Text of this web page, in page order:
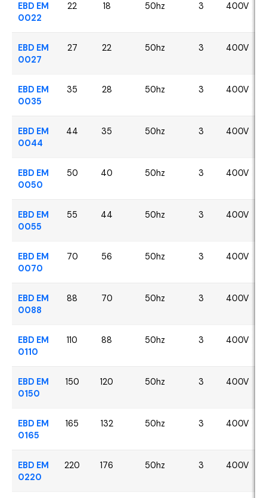
VOLVO
YANGDONG
EBD EM
0022
22 18 50hz 3 400V
EBD EM
0027
27 22 50hz 3 400V
EBD EM
0035
35 28 50hz 3 400V
EBD EM
0044
44 35 50hz 3 400V
EBD EM
0050
50 40 50hz 3 400V
EBD EM
0055
55 44 50hz 3 400V
EBD EM
0070
70 56 50hz 3 400V
EBD EM
0088
88 70 50hz 3 400V
EBD EM
0110
110 88 50hz 3 400V
EBD EM
0150
150 120 50hz 3 400V
EBD EM
0165
165 132 50hz 3 400V
EBD EM
0220
220 176 50hz 3 400V